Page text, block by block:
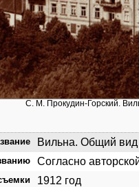
С. М. Прокудин-Горский.
Вильна. Общий вид
Согласно
1912 год